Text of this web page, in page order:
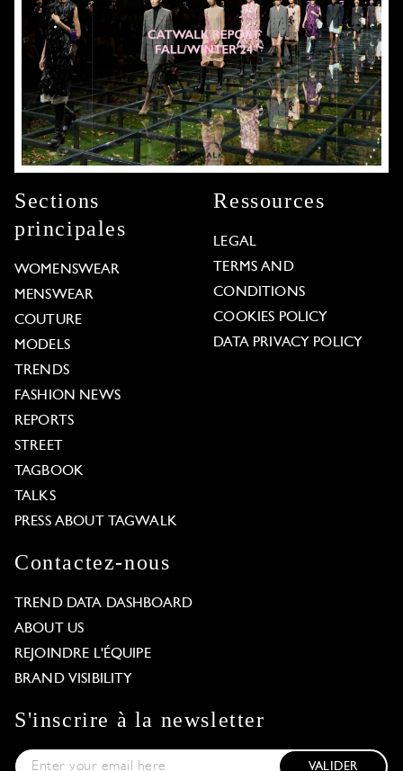
Sections
principales
WOMENSWEAR
MENSWEAR
COUTURE
MODELS
TRENDS
FASHION NEWS
REPORTS
STREET
TAGBOOK
TALKS
PRESS ABOUT TAGWALK
Ressources
LEGAL
TERMS AND
CONDITIONS
COOKIES POLICY
DATA PRIVACY POLICY
Contactez-nous
TREND DATA DASHBOARD
ABOUT US
REJOINDRE L'ÉQUIPE
BRAND VISIBILITY
S'inscrire à la newsletter
VALIDER